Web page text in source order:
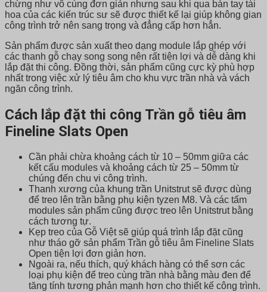
chừng như vô cùng đơn giản nhưng sau khi qua bàn tay tài
hoa của các kiến trúc sư sẽ được thiết kế lại giúp không gian
công trình trở nên sang trọng và đẳng cấp hơn hẳn.
Sản phẩm được sản xuất theo dạng module lắp ghép với
các thanh gỗ chạy song song nên rất tiện lợi và dễ dàng khi
lắp đặt thi công. Đồng thời, sản phẩm cũng cực kỳ phù hợp
nhất trong việc xử lý tiêu âm cho khu vực trần nhà và vách
ngăn công trình.
Cách lắp đặt thi công Trần gỗ tiêu âm
Fineline Slats Open
Cần phải chừa khoảng cách từ 10 – 50mm giữa các
kết cấu modules và khoảng cách từ 25 – 50mm từ
chúng đến chu vi công trình.
Thanh xương của khung trần Unitstrut sẽ được dùng
để treo lên trần bằng phụ kiện tyzen M8. Và các tấm
modules sản phẩm cũng được treo lên Unitstrut bằng
cách tương tự.
Kẹp treo của Gỗ Việt sẽ giúp quá trình lắp đặt cũng
như tháo gỡ sản phẩm Trần gỗ tiêu âm Fineline Slats
Open tiện lợi đơn giản hơn.
Ngoài ra, nếu thích, quý khách hàng có thể sơn các
loại phụ kiện để treo cùng trần nhà bằng màu đen để
tăng tính tương phản mạnh hơn cho thiết kế công trình.